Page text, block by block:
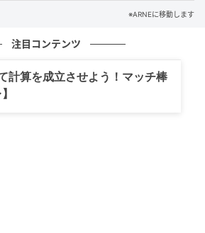
、国産牛を100％使用しているの
※ARNEに移動します
注目コンテンツ
計算を成立させよう！マッチ棒